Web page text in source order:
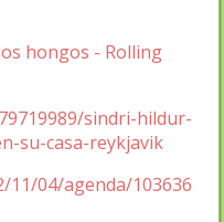
hongos - Rolling
sindri-hildur-
su-casa-reykjavik
04/agenda/103636